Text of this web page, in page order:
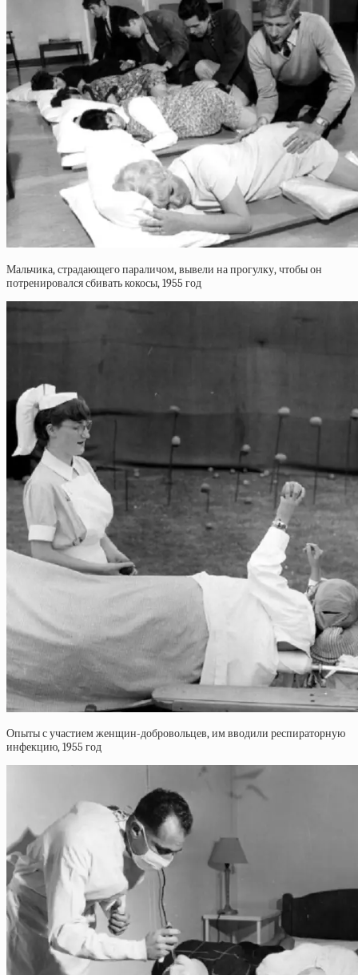
Мальчика, страдающего параличом, вывели на прогулку, чтобы он
потренировался сбивать кокосы, 1955 год
Опыты с участием женщин-добровольцев, им вводили респираторную
инфекцию, 1955 год